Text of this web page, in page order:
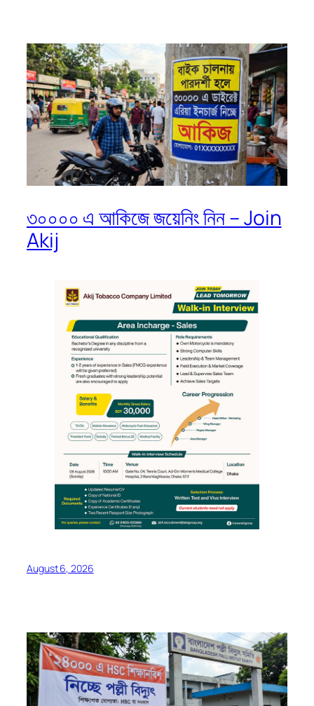
৩০০০০ এ আকিজে জয়েনিং নিন – Join
Akij
August 6, 2026